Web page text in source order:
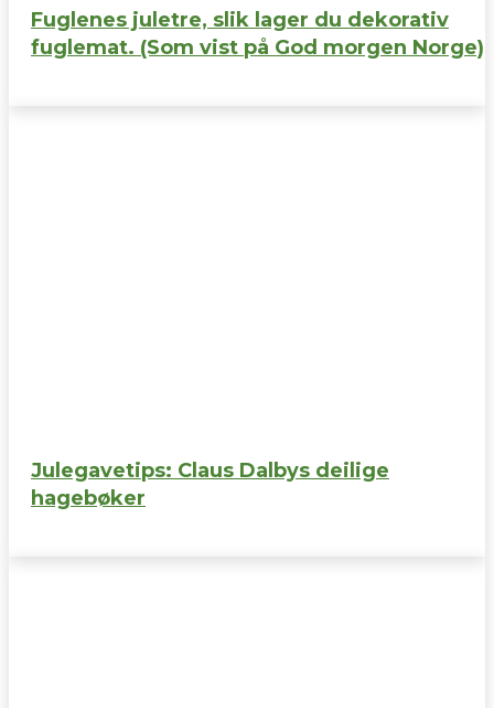
Fuglenes juletre, slik lager du dekorativ
fuglemat. (Som vist på God morgen Norge)
Julegavetips: Claus Dalbys deilige
hagebøker